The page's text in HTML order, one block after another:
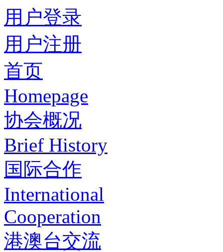
用户登录
用户注册
首页
Homepage
协会概况
Brief History
国际合作
International
Cooperation
港澳台交流